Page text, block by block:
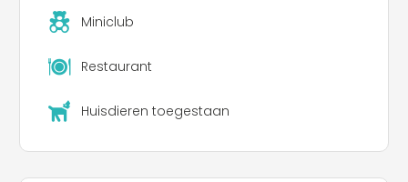
Miniclub
Restaurant
Huisdieren toegestaan